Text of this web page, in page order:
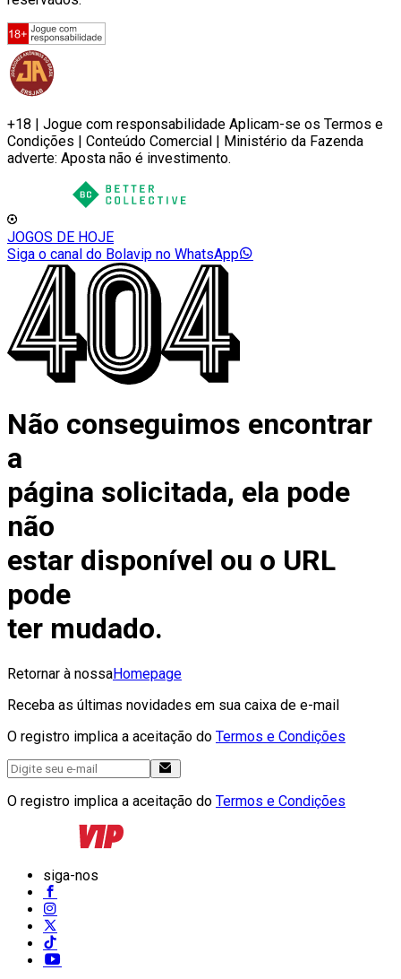
+18 | Jogue com responsabilidade Aplicam-se os Termos e
Condições | Conteúdo Comercial | Ministério da Fazenda
adverte: Aposta não é investimento.
JOGOS DE HOJE
Siga o canal do Bolavip no WhatsApp
Não conseguimos encontrar
a
página solicitada, ela pode
não
estar disponível ou o URL
pode
ter mudado.
Retornar à nossaHomepage
Receba as últimas novidades em sua caixa de e-mail
O registro implica a aceitação do Termos e Condições
O registro implica a aceitação do Termos e Condições
siga-nos